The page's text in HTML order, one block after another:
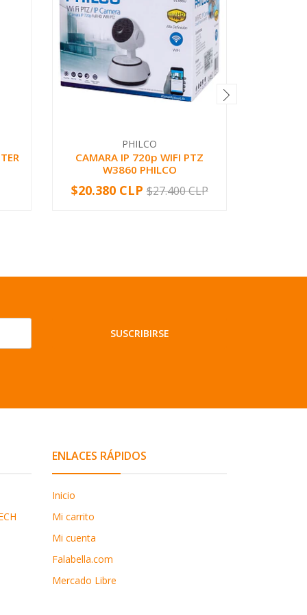
PHILCO
CAMARA IP 720p WIFI PTZ
W3860 PHILCO
+
-$20.380 CLP $27.400 CLP
SUSCRIBIRSE
ENLACES RÁPIDOS
Inicio
Mi carrito
Mi cuenta
Falabella.com
Mercado Libre